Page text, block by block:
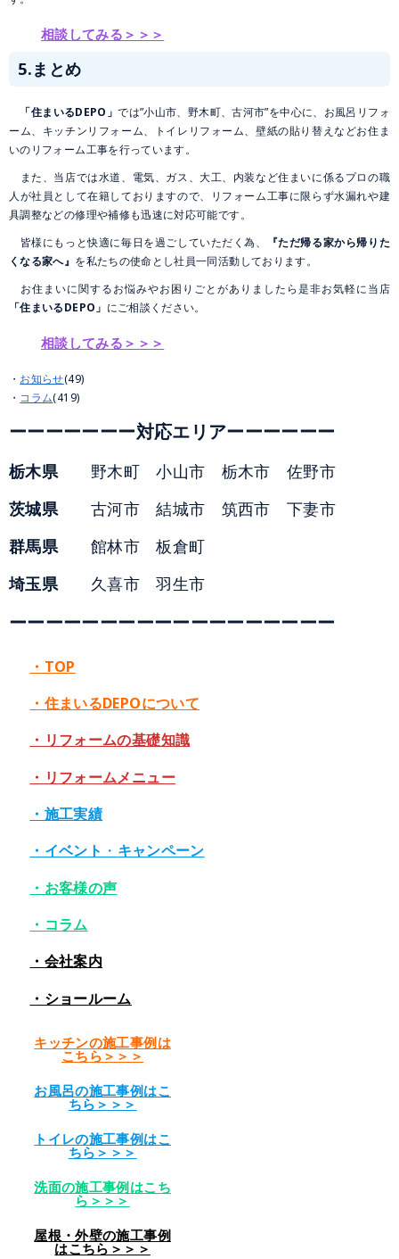
相談してみる＞＞＞
5.まとめ
「住まいるDEPO」では”小山市、野木町、古河市”を中心に、お風呂リフォ
ーム、キッチンリフォーム、トイレリフォーム、壁紙の貼り替えなどお住ま
いのリフォーム工事を行っています。
また、当店では水道、電気、ガス、大工、内装など住まいに係るプロの職
人が社員として在籍しておりますので、リフォーム工事に限らず水漏れや建
具調整などの修理や補修も迅速に対応可能です。
皆様にもっと快適に毎日を過ごしていただく為、
『ただ帰る家から帰りた
くなる家へ』 を私たちの使命とし社員一同活動しております。
お住まいに関するお悩みやお困りごとがありましたら是非お気軽に当店
「住まいるDEPO」 にご相談ください。
相談してみる＞＞＞
お知らせ(49)
コラム(419)
ーーーーーーー対応エリアーーーーーー
栃木県野木町 小山市 栃木市 佐野市
茨城県古河市 結城市 筑西市 下妻市
群馬県館林市 板倉町
埼玉県久喜市 羽生市
ーーーーーーーーーーーーーーーーーー
・TOP
・住まいるDEPOについて
・リフォームの基礎知識
・リフォームメニュー
・施工実績
・イベント ・ キャンペーン
・お客様の声
・コラム
・会社案内
・ショールーム
キッチンの施工事例は
こちら＞＞＞
お風呂の施工事例はこ
ちら＞＞＞
トイレの施工事例はこ
ちら＞＞＞
洗面の施工事例はこち
ら＞＞＞
屋根・外壁の施工事例
はこちら＞＞＞